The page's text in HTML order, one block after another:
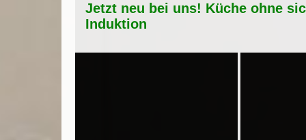
Jetzt neu bei uns! Küche ohne
Induktion